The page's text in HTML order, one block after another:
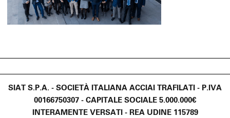
SIAT S.P.A. - SOCIETÀ ITALIANA ACCIAI TRAFILATI - P.IVA
00166750307 - CAPITALE SOCIALE 5.000.000€
INTERAMENTE VERSATI - REA UDINE 115789